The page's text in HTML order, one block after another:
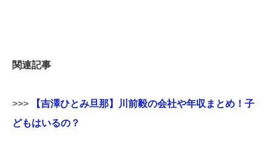
関連記事
>>>
【吉澤ひとみ旦那】川前毅の会社や年収まとめ！子
どもはいるの？